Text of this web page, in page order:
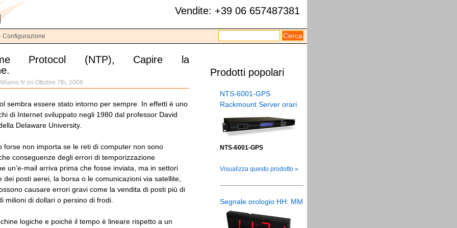
Vendite: +39 06 657487381
Configurazione
Protocol (NTP), Capire la
N on Ottobre 7th, 2008
sembra essere stato intorno per sempre. In effetti è uno
di Internet sviluppato negli 1980 dal professor David
Delaware University.
forse non importa se le reti di computer non sono
conseguenze degli errori di temporizzazione
un'e-mail arriva prima che fosse inviata, ma in settori
dei posti aerei, la borsa o le comunicazioni via satellite,
causare errori gravi come la vendita di posti più di
milioni di dollari o persino di frodi.
logiche e poiché il tempo è lineare rispetto a un
Prodotti popolari
NTS-6001-GPS
Rackmount Server orari
NTS-6001-GPS
Visualizza questo prodotto »
Segnale orologio HH: MM